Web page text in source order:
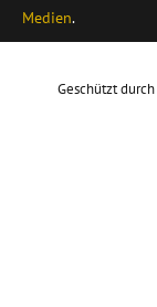
Medien.
Geschützt durch